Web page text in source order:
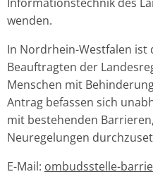
wenden.
In Nordrhein-Westfalen ist
Beauftragten der
Menschen mit
Antrag befassen sich
mit bestehenden
Neuregelungen
E-Mail: ombudsstelle-